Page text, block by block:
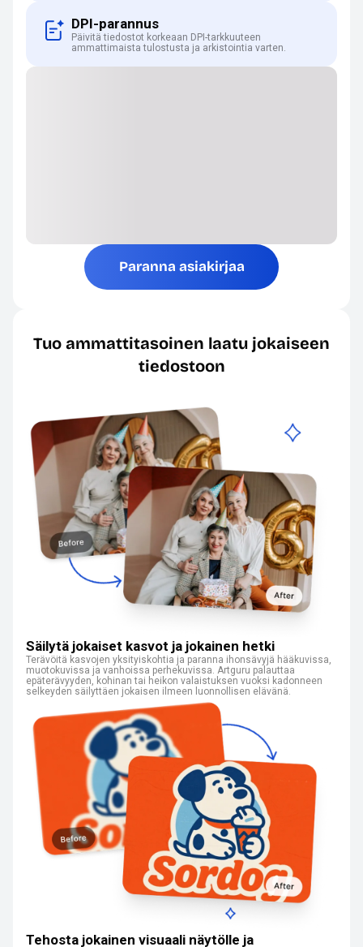
DPI-parannus
Päivitä tiedostot korkeaan DPI-tarkkuuteen
ammattimaista tulostusta ja arkistointia varten.
Paranna asiakirjaa
Tuo ammattitasoinen laatu jokaiseen
tiedostoon
Säilytä jokaiset kasvot ja jokainen hetki
Terävöitä kasvojen yksityiskohtia ja paranna ihonsävyjä hääkuvissa,
muotokuvissa ja vanhoissa perhekuvissa. Artguru palauttaa
epäterävyyden, kohinan tai heikon valaistuksen vuoksi kadonneen
selkeyden säilyttäen jokaisen ilmeen luonnollisen elävänä.
Tehosta jokainen visuaali näytölle ja